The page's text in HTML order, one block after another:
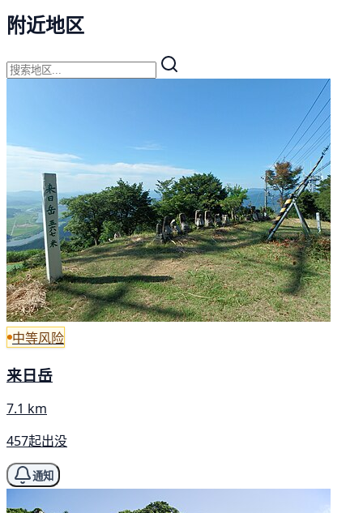
附近地区
中等风险
来日岳
7.1 km
457起出没
通知